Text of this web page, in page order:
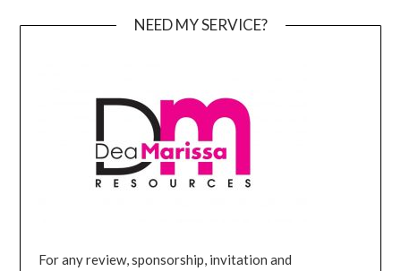
NEED MY SERVICE?
For any review, sponsorship, invitation and